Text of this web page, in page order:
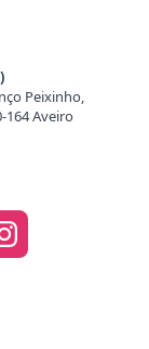
Peixinho,
164 Aveiro